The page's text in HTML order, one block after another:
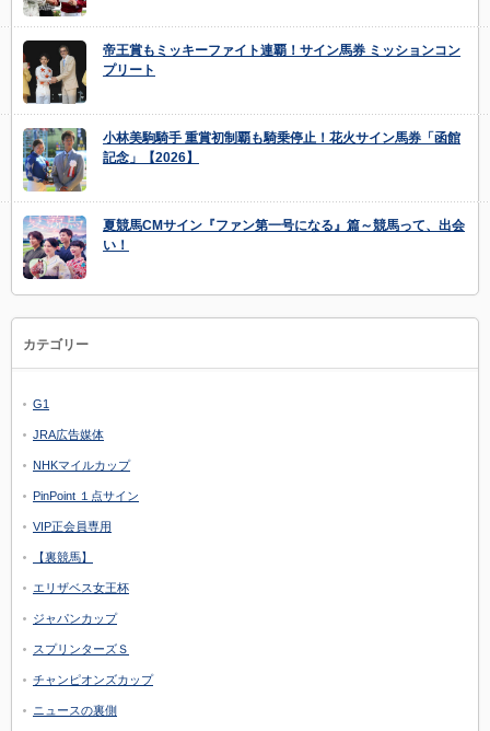
帝王賞もミッキーファイト連覇！サイン馬券 ミッションコン
プリート
小林美駒騎手 重賞初制覇も騎乗停止！花火サイン馬券「函館
記念」【2026】
夏競馬CMサイン『ファン第一号になる』篇～競馬って、出会
い！
カテゴリー
G1
JRA広告媒体
NHKマイルカップ
PinPoint １点サイン
VIP正会員専用
【裏競馬】
エリザベス女王杯
ジャパンカップ
スプリンターズＳ
チャンピオンズカップ
ニュースの裏側